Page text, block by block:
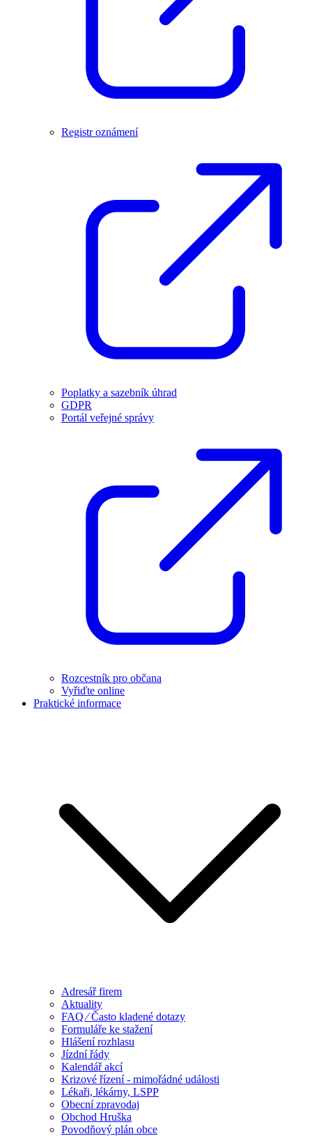
Registr oznámení
Poplatky a sazebník úhrad
GDPR
Portál veřejné správy
Rozcestník pro občana
Vyřiďte online
Praktické informace
Adresář firem
Aktuality
FAQ ⁄ Často kladené dotazy
Formuláře ke stažení
Hlášení rozhlasu
Jízdní řády
Kalendář akcí
Krizové řízení - mimořádné události
Lékaři, lékárny, LSPP
Obecní zpravodaj
Obchod Hruška
Povodňový plán obce